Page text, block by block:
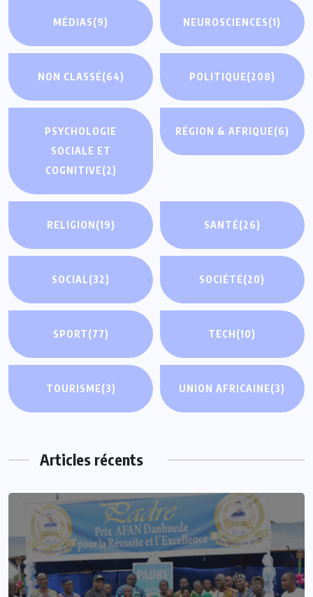
MÉDIAS(9) NEUROSCIENCES(1)
NON CLASSÉ(64) POLITIQUE(208)
PSYCHOLOGIE
SOCIALE ET
COGNITIVE(2)
RÉGION & AFRIQUE(6)
RELIGION(19) SANTÉ(26)
SOCIAL(32) SOCIÉTÉ(20)
SPORT(77) TECH(10)
TOURISME(3) UNION AFRICAINE(3)
Articles récents